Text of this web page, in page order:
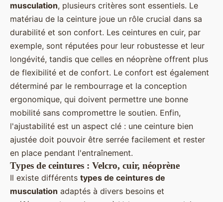
musculation, plusieurs critères sont essentiels. Le
matériau de la ceinture joue un rôle crucial dans sa
durabilité et son confort. Les ceintures en cuir, par
exemple, sont réputées pour leur robustesse et leur
longévité, tandis que celles en néoprène offrent plus
de flexibilité et de confort. Le confort est également
déterminé par le rembourrage et la conception
ergonomique, qui doivent permettre une bonne
mobilité sans compromettre le soutien. Enfin,
l'ajustabilité est un aspect clé : une ceinture bien
ajustée doit pouvoir être serrée facilement et rester
en place pendant l'entraînement.
Types de ceintures : Velcro, cuir, néoprène
Il existe différents types de ceintures de
musculation adaptés à divers besoins et